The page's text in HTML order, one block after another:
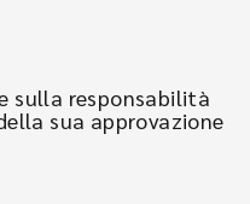
sulla responsabilità
sua approvazione